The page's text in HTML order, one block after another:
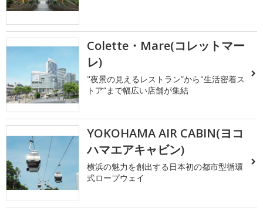
Colette・Mare(コレットマー
レ)
"夜景の見えるレストラン”から"生活密着ス
トア”まで幅広い店舗が集結
YOKOHAMA AIR CABIN(ヨコ
ハマエアキャビン)
横浜の魅力を創出する日本初の都市型循環
式ロープウェイ